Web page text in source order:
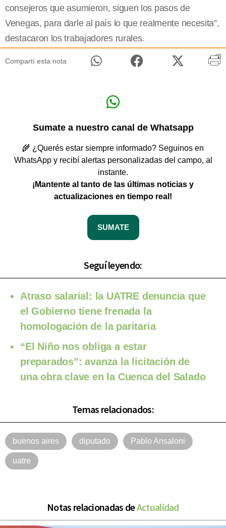
consejeros que asumieron, siguen los pasos de
Venegas, para darle al país lo que realmente necesita”,
destacaron los trabajadores rurales.
Compartí esta nota
Sumate a nuestro canal de Whatsapp
🌾 ¿Querés estar siempre informado? Seguinos en
WhatsApp y recibí alertas personalizadas del campo, al
instante.
¡Mantente al tanto de las últimas noticias y
actualizaciones en tiempo real!
SUMATE
Seguí leyendo:
Atraso salarial: la UATRE denuncia que
el Gobierno tiene frenada la
homologación de la paritaria
“El Niño nos obliga a estar
preparados”: avanza la licitación de
una obra clave en la Cuenca del Salado
Temas relacionados:
buenos aires diputado Pablo Ansaloni
uatre
Notas relacionadas deActualidad